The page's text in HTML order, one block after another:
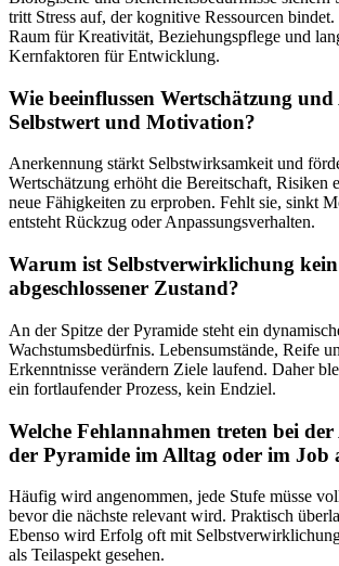
tritt Stress auf, der kognitive Ressourcen
Raum für Kreativität, Beziehungspflege und
Kernfaktoren für Entwicklung.
Wie beeinflussen Wertschätzung
Selbstwert und Motivation?
Anerkennung stärkt Selbstwirksamkeit und
Wertschätzung erhöht die Bereitschaft, Risiken
neue Fähigkeiten zu erproben. Fehlt sie, sinkt
entsteht Rückzug oder Anpassungsverhalten.
Warum ist Selbstverwirklichung kein
abgeschlossener Zustand?
An der Spitze der Pyramide steht ein
Wachstumsbedürfnis. Lebensumstände, Reife
Erkenntnisse verändern Ziele laufend. Daher
ein fortlaufender Prozess, kein Endziel.
Welche Fehlannahmen treten bei
der Pyramide im Alltag oder im Job
Häufig wird angenommen, jede Stufe müsse
bevor die nächste relevant wird. Praktisch
Ebenso wird Erfolg oft mit
als Teilaspekt gesehen.